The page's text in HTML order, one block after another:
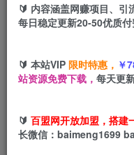
红果短剧拉新之小红书
🔰 内容涵盖网赚项目、引
每日稳定更新20-50优质付
🔰 本站VIP 限时特惠， ￥
站资源免费下载， 每天更
🔰 百盟网开放加盟，搭建
长微信：baimeng1699